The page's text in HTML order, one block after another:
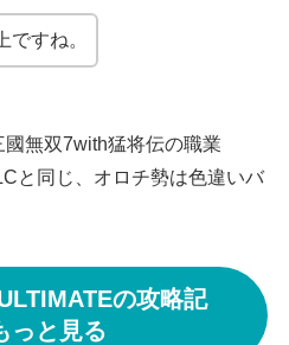
ですね。
無双7with猛将伝の職業
と同じ、オロチ勢は色違いバ
の攻略記
っと見る